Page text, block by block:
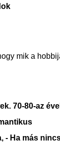
mik a
70-80-az
- Ha más